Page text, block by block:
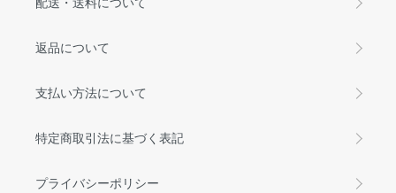
返品について
支払い方法について
特定商取引法に基づく表記
プライバシーポリシー